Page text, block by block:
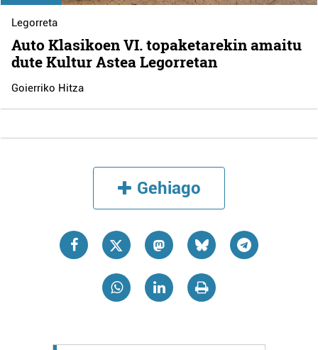
Legorreta
Auto Klasikoen VI. topaketarekin amaitu
dute Kultur Astea Legorretan
Goierriko Hitza
Gehiago